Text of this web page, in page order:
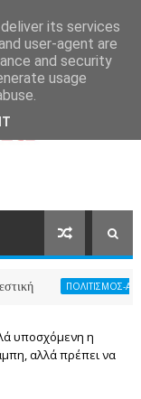
ΠΟΛΙΤΙΣΜΟΣ-ΑΘΛΗΤΙΣΜΟΣ
υποσχόμενη η
αλλά πρέπει να
its services
user-agent are
and security
usage